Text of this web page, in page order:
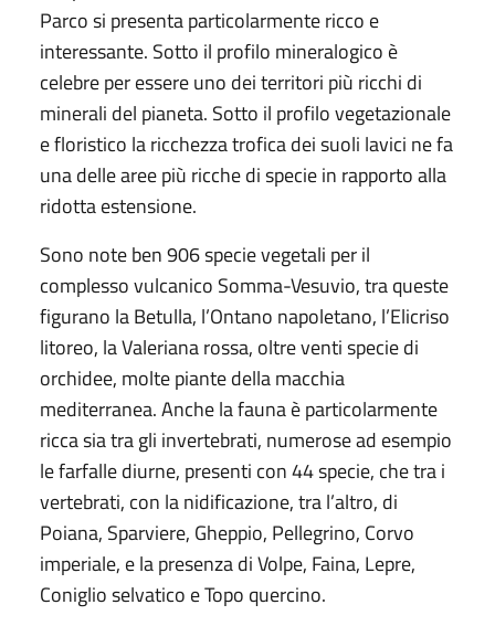
Parco si presenta particolarmente ricco e
interessante. Sotto il profilo mineralogico è
celebre per essere uno dei territori più ricchi di
minerali del pianeta. Sotto il profilo vegetazionale
e floristico la ricchezza trofica dei suoli lavici ne fa
una delle aree più ricche di specie in rapporto alla
ridotta estensione.
Sono note ben 906 specie vegetali per il
complesso vulcanico Somma-Vesuvio, tra queste
figurano la Betulla, l’Ontano napoletano, l’Elicriso
litoreo, la Valeriana rossa, oltre venti specie di
orchidee, molte piante della macchia
mediterranea. Anche la fauna è particolarmente
ricca sia tra gli invertebrati, numerose ad esempio
le farfalle diurne, presenti con 44 specie, che tra i
vertebrati, con la nidificazione, tra l’altro, di
Poiana, Sparviere, Gheppio, Pellegrino, Corvo
imperiale, e la presenza di Volpe, Faina, Lepre,
Coniglio selvatico e Topo quercino.